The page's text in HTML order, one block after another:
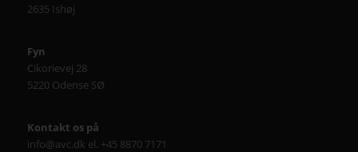
2635 Ishøj
Fyn
Cikorievej 28
5220 Odense SØ
Kontakt os på
info@avc.dk el. +45 8870 7171